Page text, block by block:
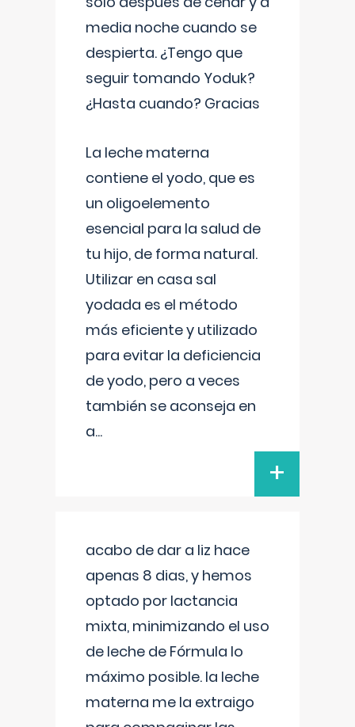
media noche cuando se
despierta. ¿Tengo que
seguir tomando Yoduk?
¿Hasta cuando? Gracias
La leche materna
contiene el yodo, que es
un oligoelemento
esencial para la salud de
tu hijo, de forma natural.
Utilizar en casa sal
yodada es el método
más eficiente y utilizado
para evitar la deficiencia
de yodo, pero a veces
también se aconseja en
a...
+
acabo de dar a liz hace
apenas 8 dias, y hemos
optado por lactancia
mixta, minimizando el uso
de leche de Fórmula lo
máximo posible. la leche
materna me la extraigo